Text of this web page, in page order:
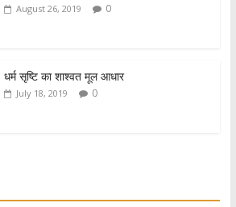
August 26, 2019 0
धर्म सृष्टि का शाश्वत मूल आधार
July 18, 2019 0